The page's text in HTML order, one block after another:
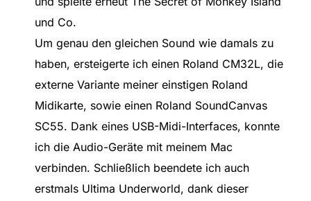
und Co.
Um genau den gleichen Sound wie damals zu
haben, ersteigerte ich einen Roland CM32L, die
externe Variante meiner einstigen Roland
Midikarte, sowie einen Roland SoundCanvas
SC55. Dank eines USB-Midi-Interfaces, konnte
ich die Audio-Geräte mit meinem Mac
verbinden. Schließlich beendete ich auch
erstmals Ultima Underworld, dank dieser